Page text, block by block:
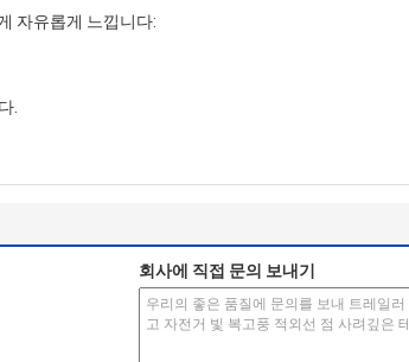
자유롭게 느낍니다:
.
회사에 직접 문의 보내기